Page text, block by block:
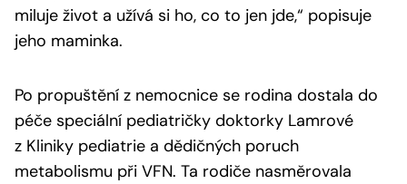
miluje život a užívá si ho, co to jen jde,“ popisuje
jeho maminka.
Po propuštění z nemocnice se rodina dostala do
péče speciální pediatričky doktorky Lamrové
z Kliniky pediatrie a dědičných poruch
metabolismu při VFN. Ta rodiče nasměrovala